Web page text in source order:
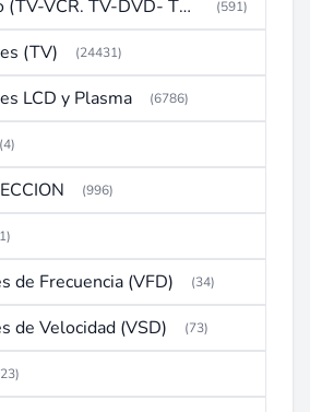
Televideo (TV-VCR. TV-DVD- TV-DVD-VCR) (591)
(TV) (24431)
LCD y Plasma (6786)
(4)
(996)
de Frecuencia (VFD) (34)
de Velocidad (VSD) (73)